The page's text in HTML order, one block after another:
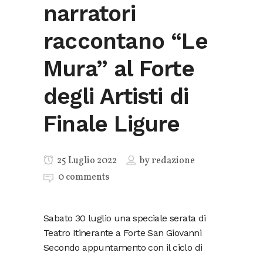
narratori
raccontano “Le
Mura” al Forte
degli Artisti di
Finale Ligure
25 Luglio 2022 byredazione
0 comments
Sabato 30 luglio una speciale serata di
Teatro Itinerante a Forte San Giovanni
Secondo appuntamento con il ciclo di